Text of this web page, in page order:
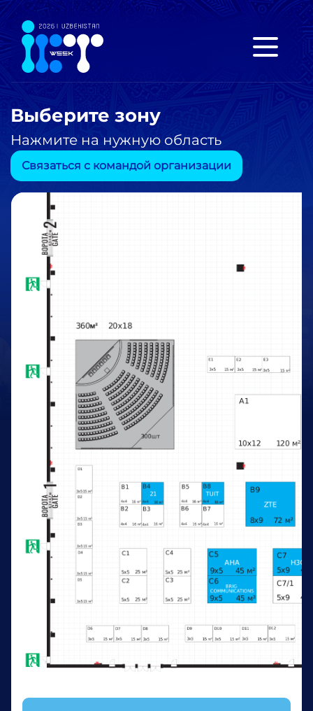
Выберите зону
Нажмите на нужную область
Связаться с командой организации